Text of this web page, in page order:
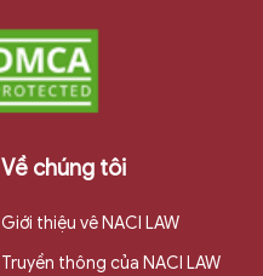
Về chúng tôi
Giới thiệu vê NACI LAW
Truyền thông của NACI LAW